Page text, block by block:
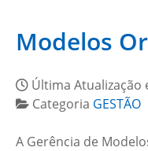
Modelos
Última Atualização
Categoria GESTÃO
A Gerência de